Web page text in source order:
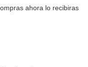
ahora lo recibiras